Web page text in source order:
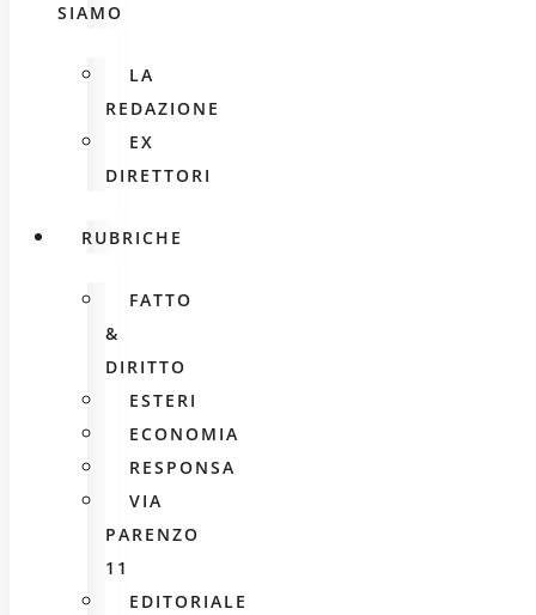
SIAMO
LA
REDAZIONE
EX
DIRETTORI
RUBRICHE
FATTO
&
DIRITTO
ESTERI
ECONOMIA
RESPONSA
VIA
PARENZO
11
EDITORIALE